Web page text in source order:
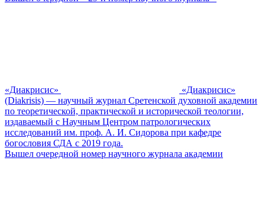
«Диакрисис»
«Диакрисис»
(Diakrisis) — научный журнал Сретенской духовной академии
по теоретической, практической и исторической теологии,
издаваемый с Научным Центром патрологических
исследований им. проф. А. И. Сидорова при кафедре
богословия СДА с 2019 года.
Вышел очередной номер научного журнала академии